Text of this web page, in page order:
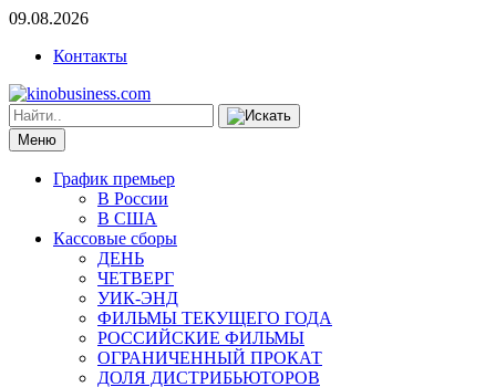
09.08.2026
Контакты
Меню
График премьер
В России
В США
Кассовые сборы
ДЕНЬ
ЧЕТВЕРГ
УИК-ЭНД
ФИЛЬМЫ ТЕКУЩЕГО ГОДА
РОССИЙСКИЕ ФИЛЬМЫ
ОГРАНИЧЕННЫЙ ПРОКАТ
ДОЛЯ ДИСТРИБЬЮТОРОВ